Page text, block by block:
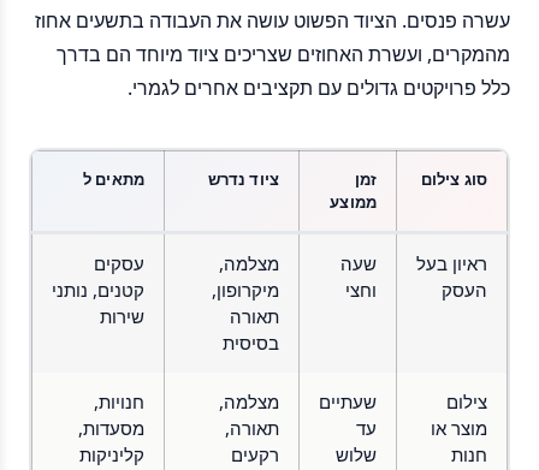
עשרה פנסים. הציוד הפשוט עושה את העבודה בתשעים אחוז
מהמקרים, ועשרת האחוזים שצריכים ציוד מיוחד הם בדרך
כלל פרויקטים גדולים עם תקציבים אחרים לגמרי.
סוג צילום
זמן
ממוצע
ציוד נדרש מתאים ל
ראיון בעל
העסק
שעה
וחצי
מצלמה,
מיקרופון,
תאורה
בסיסית
עסקים
קטנים, נותני
שירות
צילום
מוצר או
חנות
שעתיים
עד
שלוש
מצלמה,
תאורה,
רקעים
חנויות,
מסעדות,
קליניקות